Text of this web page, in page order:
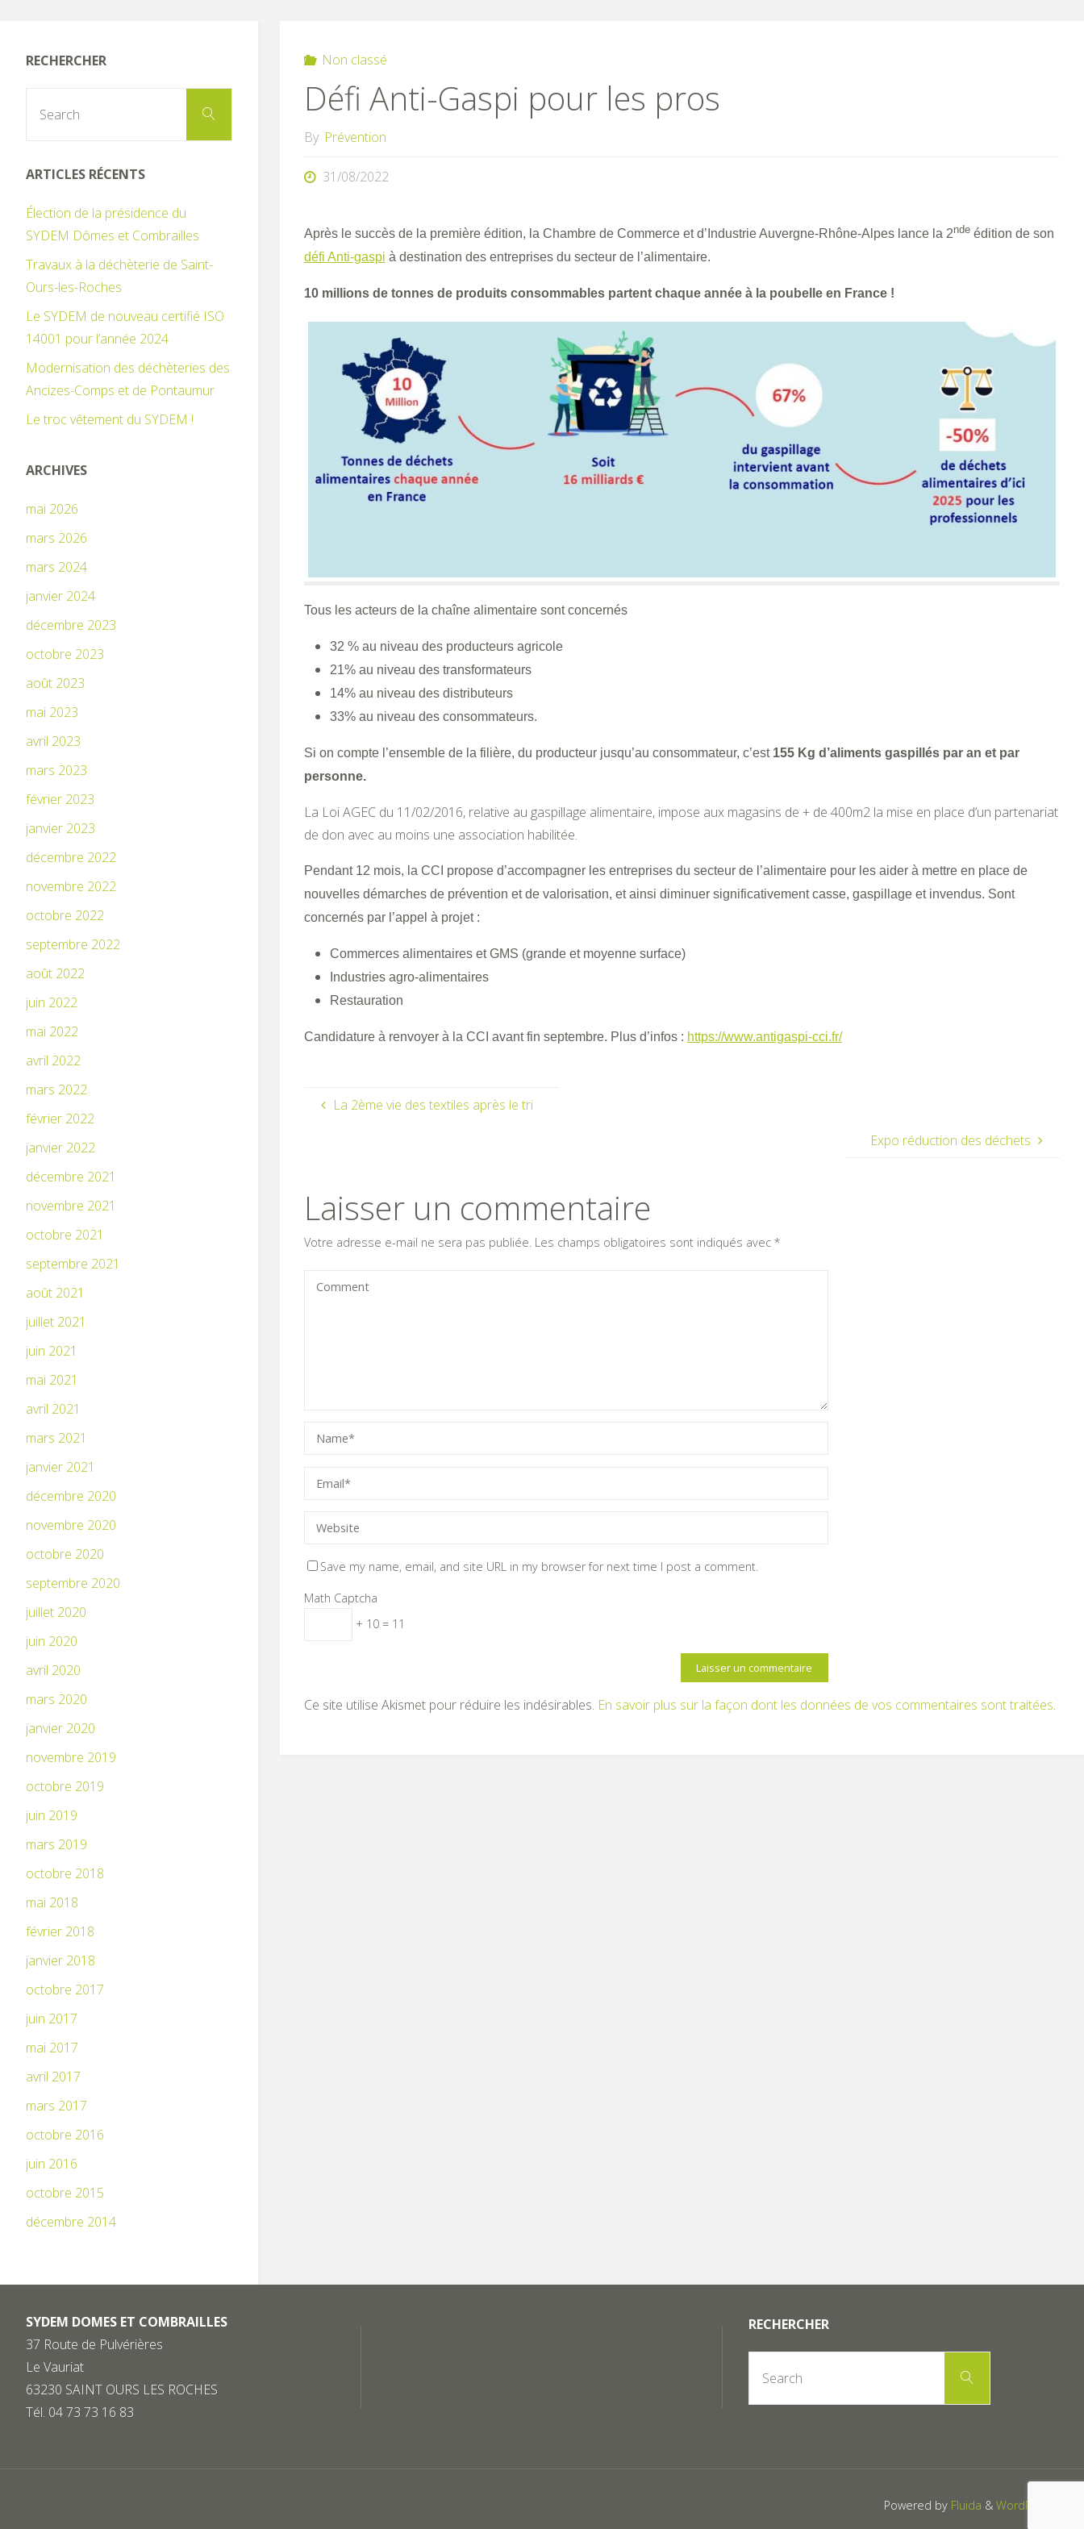
Non classé
Défi Anti-Gaspi pour les pros
By Prévention
31/08/2022
Après le succès de la première édition, la Chambre de Commerce et d’Industrie Auvergne-Rhône-Alpes lance la 2ndeédition de son
défi Anti-gaspi à destination des entreprises du secteur de l’alimentaire.
10 millions de tonnes de produits consommables partent chaque année à la poubelle en France !
Tous les acteurs de la chaîne alimentaire sont concernés
32 % au niveau des producteurs agricole
21% au niveau des transformateurs
14% au niveau des distributeurs
33% au niveau des consommateurs.
Si on compte l’ensemble de la filière, du producteur jusqu’au consommateur, c’est 155 Kg d’aliments gaspillés par an et par
personne.
La Loi AGEC du 11/02/2016, relative au gaspillage alimentaire, impose aux magasins de + de 400m2 la mise en place d’un partenariat
de don avec au moins une association habilitée.
Pendant 12 mois, la CCI propose d’accompagner les entreprises du secteur de l’alimentaire pour les aider à mettre en place de
nouvelles démarches de prévention et de valorisation, et ainsi diminuer significativement casse, gaspillage et invendus. Sont
concernés par l’appel à projet :
Commerces alimentaires et GMS (grande et moyenne surface)
Industries agro-alimentaires
Restauration
Candidature à renvoyer à la CCI avant fin septembre. Plus d’infos : https://www.antigaspi-cci.fr/
La 2ème vie des textiles après le tri
Expo réduction des déchets
Laisser un commentaire
Votre adresse e-mail ne sera pas publiée. Les champs obligatoires sont indiqués avec *
Save my name, email, and site URL in my browser for next time I post a comment.
Math Captcha
+ 10 = 11
Ce site utilise Akismet pour réduire les indésirables. En savoir plus sur la façon dont les données de vos commentaires sont traitées.
RECHERCHER
Search
ARTICLES RÉCENTS
Élection de la présidence du
SYDEM Dômes et Combrailles
Travaux à la déchèterie de Saint-
Ours-les-Roches
Le SYDEM de nouveau certifié ISO
14001 pour l’année 2024
Modernisation des déchèteries des
Ancizes-Comps et de Pontaumur
Le troc vêtement du SYDEM !
ARCHIVES
mai 2026
mars 2026
mars 2024
janvier 2024
décembre 2023
octobre 2023
août 2023
mai 2023
avril 2023
mars 2023
février 2023
janvier 2023
décembre 2022
novembre 2022
octobre 2022
septembre 2022
août 2022
juin 2022
mai 2022
avril 2022
mars 2022
février 2022
janvier 2022
décembre 2021
novembre 2021
octobre 2021
septembre 2021
août 2021
juillet 2021
juin 2021
mai 2021
avril 2021
mars 2021
janvier 2021
décembre 2020
novembre 2020
octobre 2020
septembre 2020
juillet 2020
juin 2020
avril 2020
mars 2020
janvier 2020
novembre 2019
octobre 2019
juin 2019
mars 2019
octobre 2018
mai 2018
février 2018
janvier 2018
octobre 2017
juin 2017
mai 2017
avril 2017
mars 2017
octobre 2016
juin 2016
octobre 2015
décembre 2014
SYDEM DOMES ET COMBRAILLES
37 Route de Pulvérières
Le Vauriat
63230 SAINT OURS LES ROCHES
Tél. 04 73 73 16 83
RECHERCHER
Search
Powered by Fluida & WordPress.